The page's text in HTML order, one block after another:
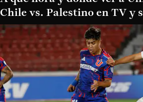
Chile vs. Palestino en TV y